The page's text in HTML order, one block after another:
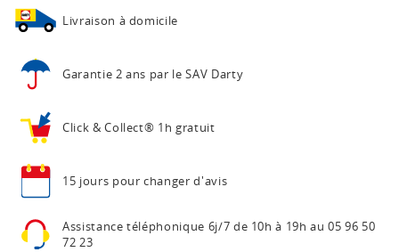
Livraison à domicile
Garantie 2 ans par le SAV Darty
Click & Collect® 1h gratuit
15 jours pour changer d'avis
Assistance téléphonique 6j/7 de 10h à 19h au 05 96 50
72 23